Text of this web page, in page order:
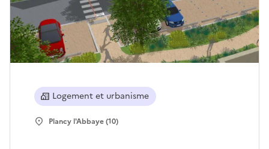
Logement et urbanisme
Plancy l'Abbaye (10)